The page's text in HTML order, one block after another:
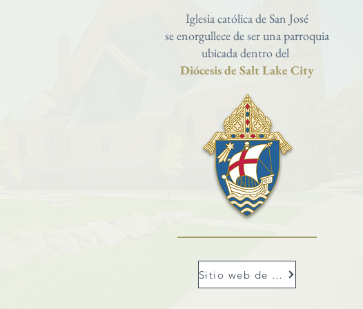
Iglesia católica de San José
se enorgullece de ser una parroquia
ubicada dentro del
Diócesis de Salt Lake City
Sitio web de Dioslc